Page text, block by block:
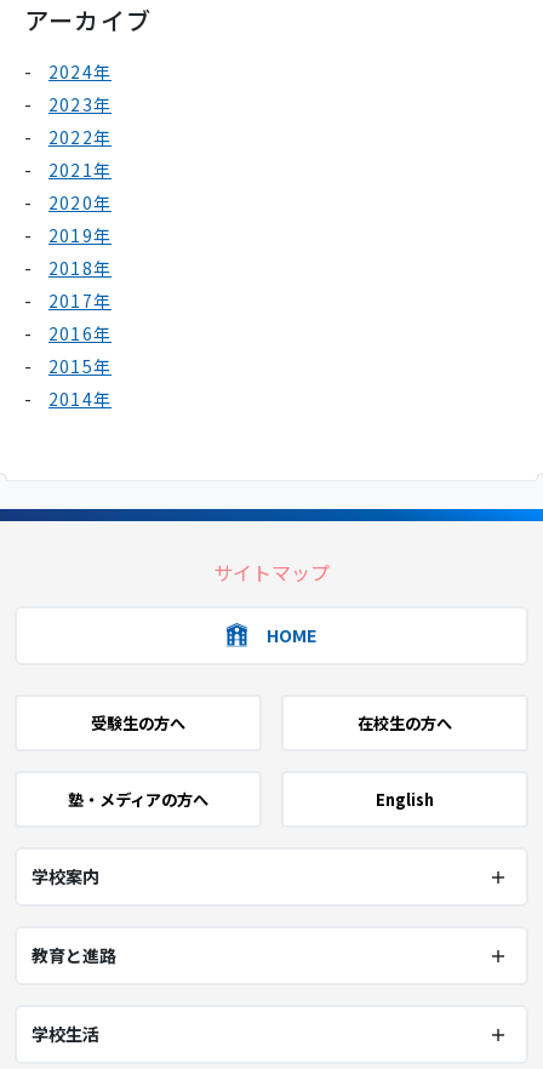
アーカイブ
2024年
2023年
2022年
2021年
2020年
2019年
2018年
2017年
2016年
2015年
2014年
サイトマップ
HOME
受験生の方へ 在校生の方へ
塾・メディアの方へ English
学校案内
教育と進路
学校生活